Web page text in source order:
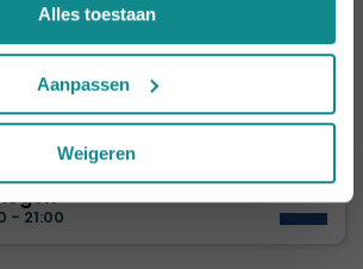
Alles toestaan
Aanpassen
Weigeren
- 21:00
- 21:00